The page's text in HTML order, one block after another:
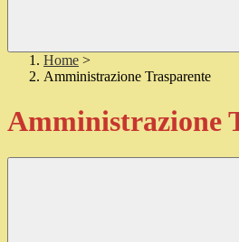
Home >
Amministrazione Trasparente
Amministrazione